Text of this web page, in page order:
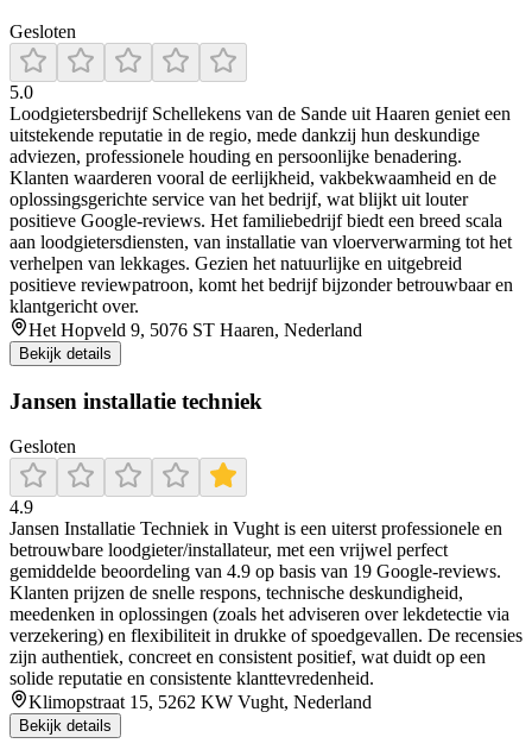
Gesloten
5.0
Loodgietersbedrijf Schellekens van de Sande uit Haaren geniet een
uitstekende reputatie in de regio, mede dankzij hun deskundige
adviezen, professionele houding en persoonlijke benadering.
Klanten waarderen vooral de eerlijkheid, vakbekwaamheid en de
oplossingsgerichte service van het bedrijf, wat blijkt uit louter
positieve Google-reviews. Het familiebedrijf biedt een breed scala
aan loodgietersdiensten, van installatie van vloerverwarming tot het
verhelpen van lekkages. Gezien het natuurlijke en uitgebreid
positieve reviewpatroon, komt het bedrijf bijzonder betrouwbaar en
klantgericht over.
Het Hopveld 9, 5076 ST Haaren, Nederland
Bekijk details
Jansen installatie techniek
Gesloten
4.9
Jansen Installatie Techniek in Vught is een uiterst professionele en
betrouwbare loodgieter/installateur, met een vrijwel perfect
gemiddelde beoordeling van 4.9 op basis van 19 Google‑reviews.
Klanten prijzen de snelle respons, technische deskundigheid,
meedenken in oplossingen (zoals het adviseren over lekdetectie via
verzekering) en flexibiliteit in drukke of spoedgevallen. De recensies
zijn authentiek, concreet en consistent positief, wat duidt op een
solide reputatie en consistente klanttevredenheid.
Klimopstraat 15, 5262 KW Vught, Nederland
Bekijk details